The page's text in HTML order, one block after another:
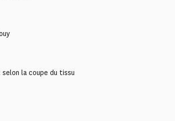
la coupe du tissu